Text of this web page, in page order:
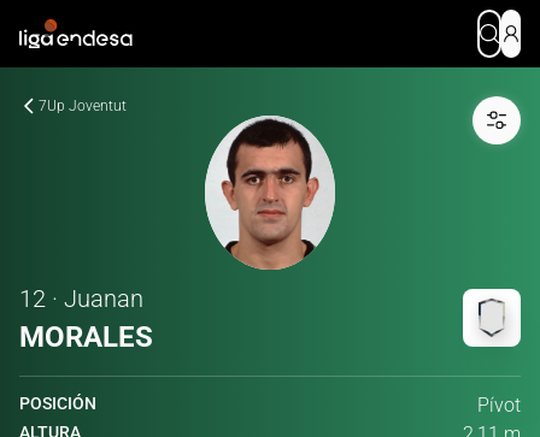
7Up Joventut
12 · Juanan
MORALES
POSICIÓN Pívot
ALTURA